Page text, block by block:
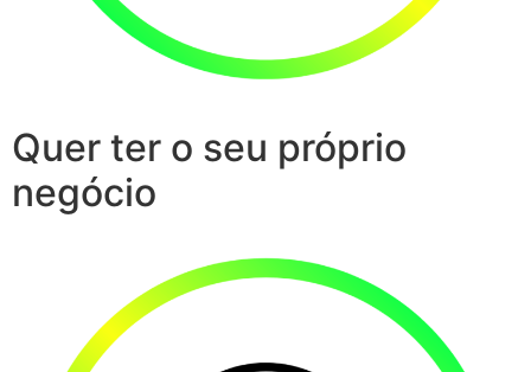
Quer ter o seu próprio
negócio